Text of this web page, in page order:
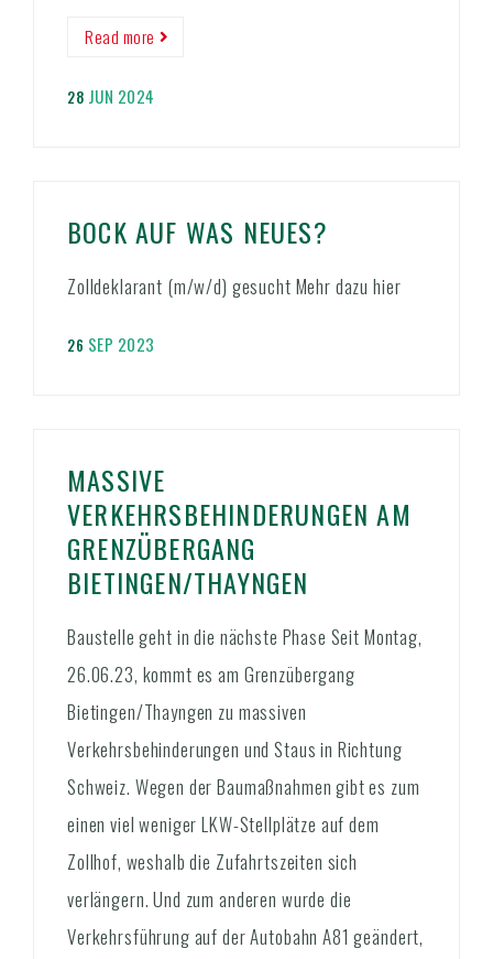
Read more
28 JUN 2024
BOCK AUF WAS NEUES?
Zolldeklarant (m/w/d) gesucht Mehr dazu hier
26 SEP 2023
MASSIVE
VERKEHRSBEHINDERUNGEN AM
GRENZÜBERGANG
BIETINGEN/THAYNGEN
Baustelle geht in die nächste Phase Seit Montag,
26.06.23, kommt es am Grenzübergang
Bietingen/Thayngen zu massiven
Verkehrsbehinderungen und Staus in Richtung
Schweiz. Wegen der Baumaßnahmen gibt es zum
einen viel weniger LKW-Stellplätze auf dem
Zollhof, weshalb die Zufahrtszeiten sich
verlängern. Und zum anderen wurde die
Verkehrsführung auf der Autobahn A81 geändert,